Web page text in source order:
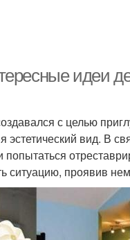
идеи
с целью
вид. В
ситуацию, проявив